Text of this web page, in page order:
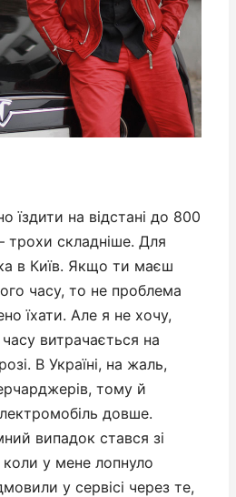
їздити на відстані до 800
складніше. Для
в Київ. Якщо ти маєш
часу, то не проблема
їхати. Але я не хочу,
витрачається на
В Україні, на жаль,
тому й
довше.
випадок стався зі
у мене лопнуло
у сервісі через те,